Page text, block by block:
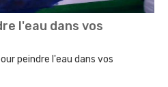
l'eau dans vos
peindre l'eau dans vos